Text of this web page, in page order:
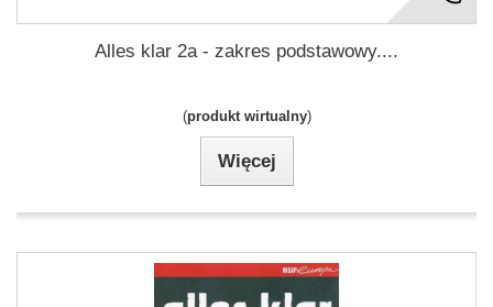
Alles klar 2a - zakres podstawowy....
(produkt wirtualny)
Więcej